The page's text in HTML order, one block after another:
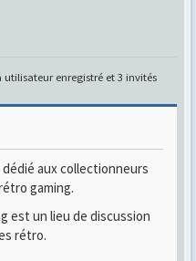
enregistré et 3 invités
aux collectionneurs
gaming.
est un lieu de discussion
rétro.